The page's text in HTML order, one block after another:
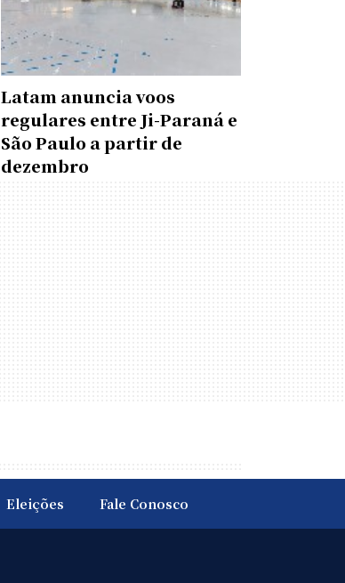
Latam anuncia voos
regulares entre Ji-Paraná e
São Paulo a partir de
dezembro
Eleições Fale Conosco